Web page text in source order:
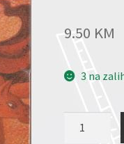
9.50 KM
3 na